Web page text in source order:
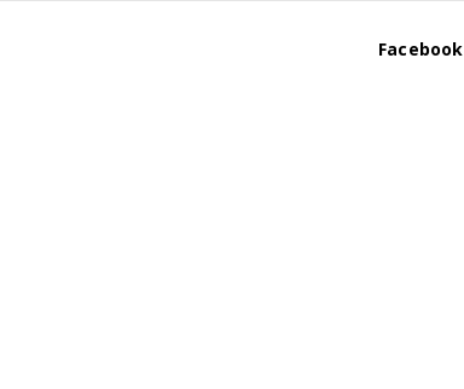
Facebook